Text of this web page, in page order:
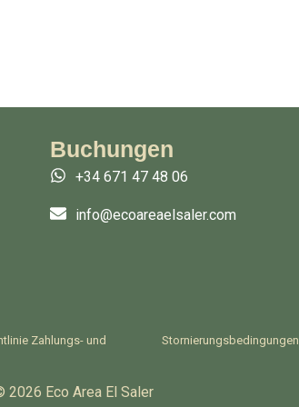
Buchungen
+34 671 47 48 06
info@ecoareaelsaler.com
Zahlungs- und Stornierungsbedingungen
2026 Eco Area El Saler